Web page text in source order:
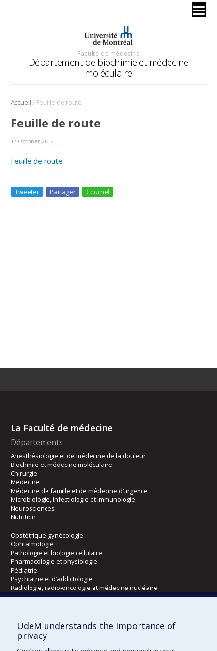
Faculté de médecine
Département de biochimie et médecine
moléculaire
Accueil / Feuille de route
Feuille de route
17 October 2016
Feuille de route
Tweeter Partager Courriel
La Faculté de médecine
Départements
Anesthésiologie et de médecine de la douleur
Biochimie et médecine moléculaire
Chirurgie
Médecine
Médecine de famille et de médecine d’urgence
Microbiologie, infectiologie et immunologie
Neurosciences
Nutrition
Obstétrique-gynécologie
Ophtalmologie
Pathologie et biologie cellulaire
Pharmacologie et physiologie
Pédiatrie
Psychiatrie et d’addictologie
Radiologie, radio-oncologie et médecine nucléaire
Écoles
Kinésiologie et des sciences de l’activité physique
Orthophonie et audiologie
UdeM understands the importance of
privacy